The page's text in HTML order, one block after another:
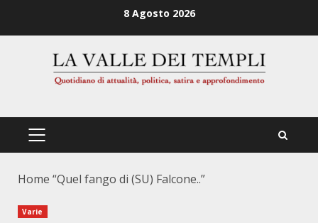
8 Agosto 2026
PRIMÄRES
Home “Quel fango di (SU) Falcone..”
Varie